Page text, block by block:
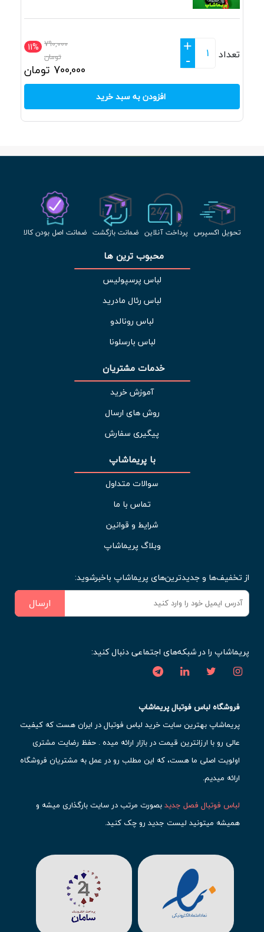
11% 790,000
تومان
700,000 تومان
تعداد
+
-
افزودن به سبد خرید
تحویل اکسپرس پرداخت آنلاین ضمانت بازگشت ضمانت اصل بودن کالا
محبوب ترین ها
لباس پرسپولیس
لباس رئال مادرید
لباس رونالدو
لباس بارسلونا
خدمات مشتریان
آموزش خرید
روش های ارسال
پیگیری سفارش
با پریماشاپ
سوالات متداول
تماس با ما
شرایط و قوانین
وبلاگ پریماشاپ
از تخفیف‌ها و جدیدترین‌های پریماشاپ باخبرشوید:
ارسال
پریماشاپ را در شبکه‌های اجتماعی دنبال کنید:
فروشگاه لباس فوتبال پریماشاپ
پریماشاپ بهترین سایت خرید لباس فوتبال در ایران هست که کیفیت
عالی رو با ارزانترین قیمت در بازار ارائه میده . حفظ رضایت مشتری
اولویت اصلی ما هست، که این مطلب رو در عمل به مشتریان فروشگاه
ارائه میدیم.
لباس فوتبال فصل جدیدبصورت مرتب در سایت بارگذاری میشه و
همیشه میتونید لیست جدید رو چک کنید.
حتما مشاهده کنید که قطعا برای تیم های مطرح دنیای فوتبال، تعداد
بیشتری محصول موجود میشه. این مورد شامل
لباس رئال مادرید
لباس اینتر میامی لباس منچستر سیتی
آث میلان میشه.